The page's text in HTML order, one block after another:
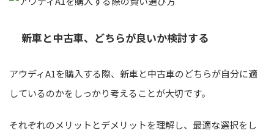
新車と中古車、どちらが良いか検討する
アウディA1を購入する際、新車と中古車のどちらが自分に適
しているのかをしっかり考えることが大切です。
それぞれのメリットとデメリットを理解し、最適な選択をし